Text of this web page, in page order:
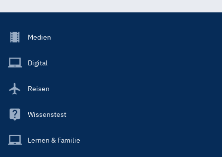
Footer
Main
Medien
Digital
Reisen
Wissenstest
Lernen & Familie